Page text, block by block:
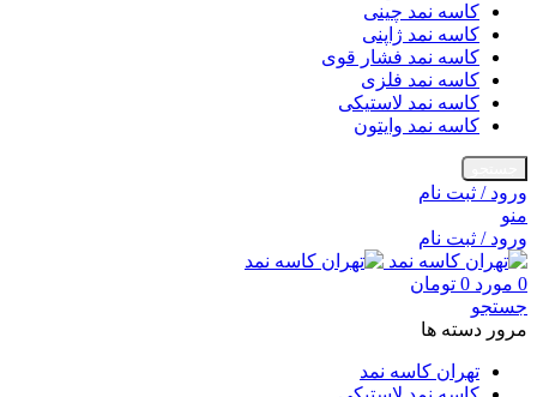
کاسه نمد چینی
کاسه نمد ژاپنی
کاسه نمد فشار قوی
کاسه نمد فلزی
کاسه نمد لاستیکی
کاسه نمد وایتون
ورود / ثبت نام
منو
ورود / ثبت نام
0 مورد 0 تومان
جستجو
مرور دسته ها
تهران کاسه نمد